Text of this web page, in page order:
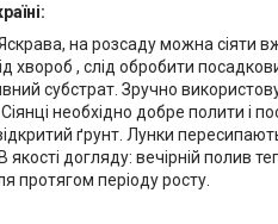
на розсаду можна сіяти
хвороб , слід обробити
субстрат. Зручно
необхідно добре полити і
ґрунт. Лунки
догляду: вечірній полив
протягом періоду росту.